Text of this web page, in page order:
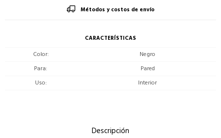
Métodos y costos de envío
CARACTERÍSTICAS
Color
Negro
Para
Pared
Uso
Interior
Descripción